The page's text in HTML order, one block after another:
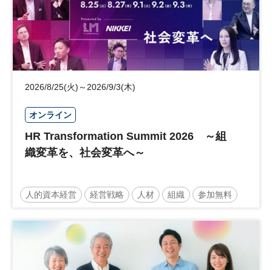
2026/8/25(火)～2026/9/3(木)
オンライン
HR Transformation Summit 2026 ～組
織変革を、社会変革へ～
人的資本経営 経営戦略 人材 組織 参加無料